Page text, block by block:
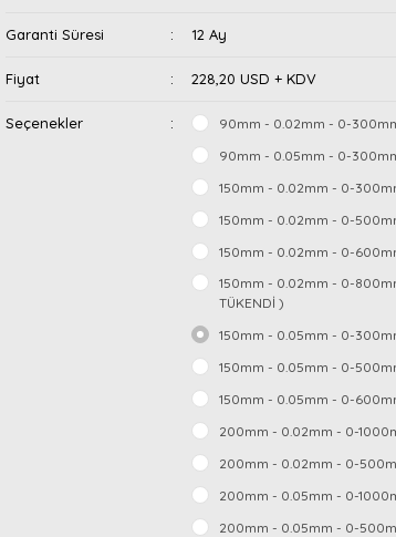
Garanti Süresi 12 Ay
Fiyat 228,20 USD + KDV
Seçenekler
90mm - 0.02mm - 0-
90mm - 0.05mm - 0-
150mm - 0.02mm - 0-
150mm - 0.02mm - 0-
150mm - 0.02mm - 0-
150mm - 0.02mm - 0-
TÜKENDİ )
150mm - 0.05mm - 0-
150mm - 0.05mm - 0-
150mm - 0.05mm - 0-
200mm - 0.02mm - 0-
200mm - 0.02mm - 0-
200mm - 0.05mm - 0-
200mm - 0.05mm - 0-